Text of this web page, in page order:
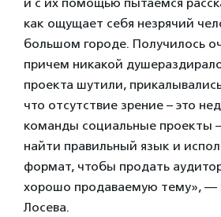
как ощущает себя незрячий
большом городе. Получилось
причем никакой
проекта шутили,
что отсутствие зрение – это
команды социальные проекты
найти правильный язык и
формат, чтобы продать
хорошо продаваемую тему», —
Лосева.